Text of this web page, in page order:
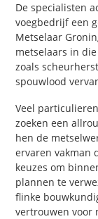
De specialisten
voegbedrijf een
Metselaar
metselaars in
zoals
spouwlood
Veel
zoeken een
hen de
ervaren vakman
keuzes om
plannen te
flinke
vertrouwen voor